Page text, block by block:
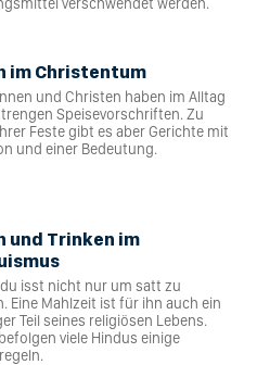
im Christentum
und Christen haben im Alltag
Speisevorschriften. Zu
Feste gibt es aber Gerichte mit
und einer Bedeutung.
und Trinken im
isst nicht nur um satt zu
Eine Mahlzeit ist für ihn auch ein
Teil seines religiösen Lebens.
viele Hindus einige